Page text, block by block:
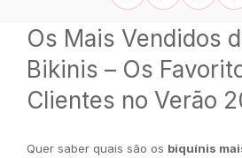
Os Mais Vendidos
Bikinis – Os
Clientes no Verão
Quer saber quais são os biquínis